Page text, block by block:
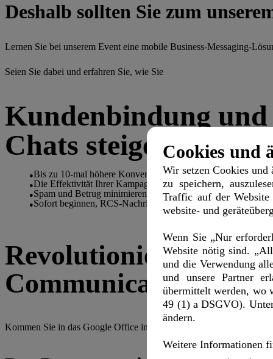
Deshalb sollten Sie zum
Lernen Sie bei unserem Event eine mobile Business-Messaging-
Seien Sie dabei und erfahren Sie, wie Sie
Kundenbindung
Chats steigern:
Bis zu 10-mal höhere Konversions-Raten als bei E-Mail und
Die Effektivität Ihrer Kampagnen durch transparente
Spam und Betrug minimieren, da der RCS-Absender
Sofort beginnen, RCS-Nachrichten an Ihre bestehenden
Revolutionieren Sie
Communication-
Kommen Sie in das Google Office in Berlin und erfahren Sie, wie
Cookies und
Wir setzen Cookies und
zu speichern,
Traffic auf der
website- und
Wenn Sie „Nur
Website nötig sind.
und die Verwendung
und unsere Partner
übermittelt werden, wo
49 (1) a DSGVO).
ändern.
Weitere Informationen